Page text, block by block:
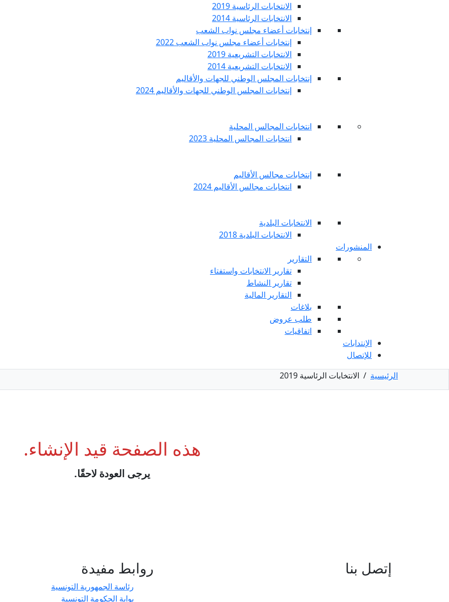
الانتخابات الرئاسية 2019
الانتخابات الرئاسية 2014
إنتخابات أعضاء مجلس نواب الشعب
إنتخابات أعضاء مجلس نواب الشعب 2022
الانتخابات التشريعية 2019
الانتخابات التشريعية 2014
إنتخابات المجلس الوطني للجهات والأقاليم
إنتخابات المجلس الوطني للجهات والأقاليم 2024
انتخابات المجالس المحلية
انتخابات المجالس المحلية 2023
إنتخابات مجالس الأقاليم
انتخابات مجالس الأقاليم 2024
الانتخابات البلدية
الانتخابات البلدية 2018
المنشورات
التقارير
تقارير الانتخابات واستفتاء
تقارير النشاط
التقارير المالية
بلاغات
طلب عروض
اتفاقيات
الإنتدابات
للإتصال
الرئيسية / الانتخابات الرئاسية 2019
هذه الصفحة قيد الإنشاء.
يرجى العودة لاحقًا.
إتصل بنا روابط مفيدة
رئاسة الجمهورية التونسية
بوابة الحكومة التونسية